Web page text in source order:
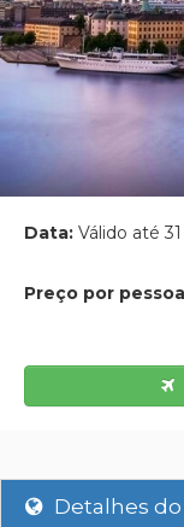
Data: Válido até
Preço por
Detalhes